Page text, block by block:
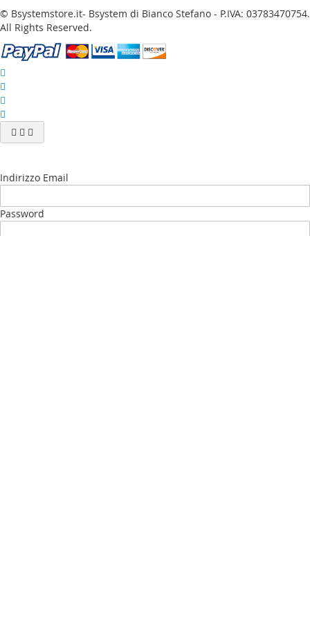
© Bsystemstore.it- Bsystem di Bianco Stefano - P.IVA: 03783470754.
All Rights Reserved.
Indirizzo Email
Password